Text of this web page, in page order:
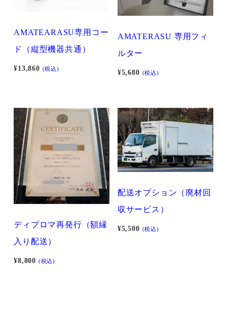
AMATEARASU専用コー
ド（縦型機器共通）
¥13,860 (税込)
AMATERASU 専用フィ
ルター
¥5,680 (税込)
ディプロマ再発行（額縁
入り配送）
¥8,800 (税込)
配送オプション（廃材回
収サービス）
¥5,500 (税込)